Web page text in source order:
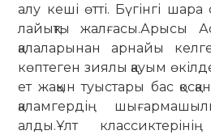
алу кеші өтті. Бүгінгі
лайықты жалғасы.Арысы
қалаларынан арнайы
көптеген зиялы қауым
ет жақын туыстары бас
қаламгердің
алды.Ұлт